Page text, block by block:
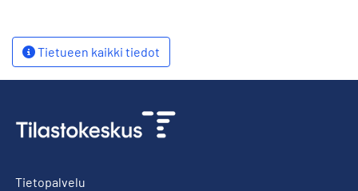
Tietueen kaikki tiedot
Tietopalvelu